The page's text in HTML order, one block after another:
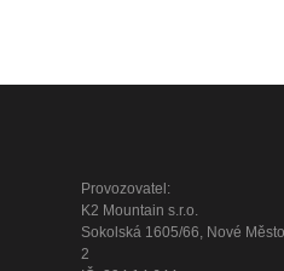
Provozovatel:
K2 Mountain s.r.o.
Sokolská 1605/66, Nové
2